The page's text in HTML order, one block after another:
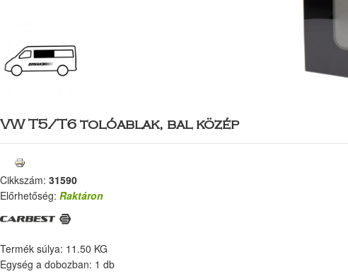
VW T5/T6 tolóablak, bal közép
Cikkszám: 31590
Előrhetőség: Raktáron
Termék súlya: 11.50 KG
Egység a dobozban: 1 db